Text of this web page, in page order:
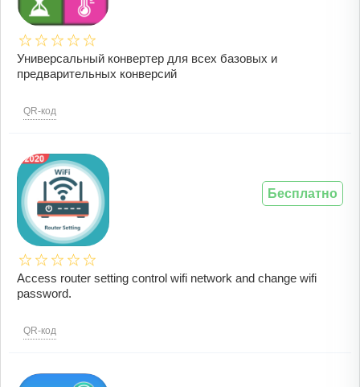
Универсальный конвертер для всех базовых и
предварительных конверсий
QR-код
Access router setting control wifi network and change wifi
password.
QR-код
Бесплатно